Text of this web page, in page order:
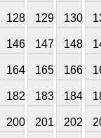
128 129 130
146 147 148
164 165 166
182 183 184
200 201 202